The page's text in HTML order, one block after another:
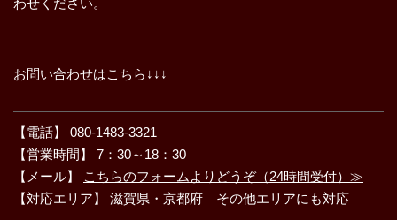
わせください。
お問い合わせはこちら↓↓↓
【電話】 080-1483-3321
【営業時間】 7：30～18：30
【メール】
こちらのフォームよりどうぞ（24時間受付）≫
【対応エリア】 滋賀県・京都府 その他エリアにも対応